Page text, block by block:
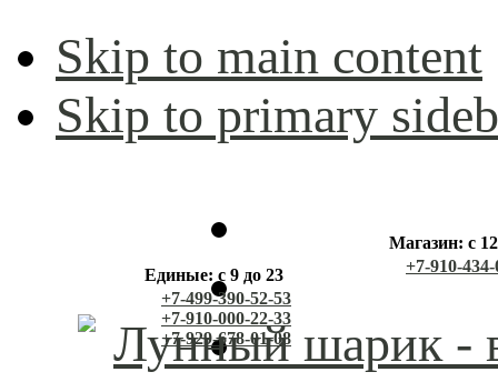
Skip to main content
Skip to primary
Единые: с 9 до 23
+7-499-390-52-53
+7-910-000-22-33
+7-929-678-01-08
Магазин: с
+7-910-